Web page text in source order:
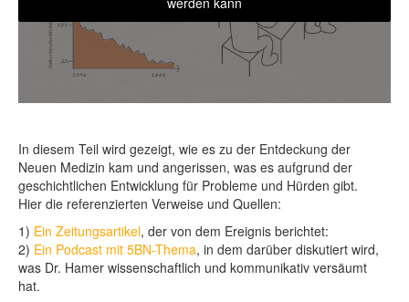
In diesem Teil wird gezeigt, wie es zu der Entdeckung der
Neuen Medizin kam und angerissen, was es aufgrund der
geschichtlichen Entwicklung für Probleme und Hürden gibt.
Hier die referenzierten Verweise und Quellen:
1) Ein Zeitungsartikel, der von dem Ereignis berichtet:
2) Ein Podcast mit 5BN-Thema, in dem darüber diskutiert wird,
was Dr. Hamer wissenschaftlich und kommunikativ versäumt
hat.